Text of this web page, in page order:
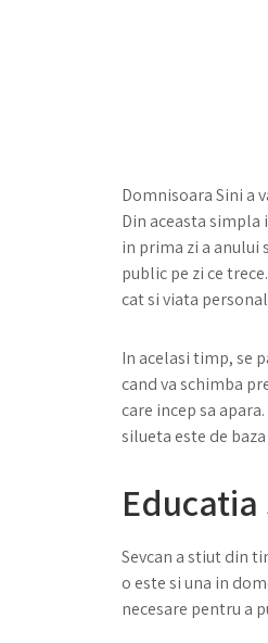
Domnisoara Sini a
Din aceasta simpla
in prima zi a anului
public pe zi ce
cat si viata
In acelasi timp, se
cand va schimba
care incep sa
silueta este de
Sevcan a stiut din
o este si una in
necesare pentru a